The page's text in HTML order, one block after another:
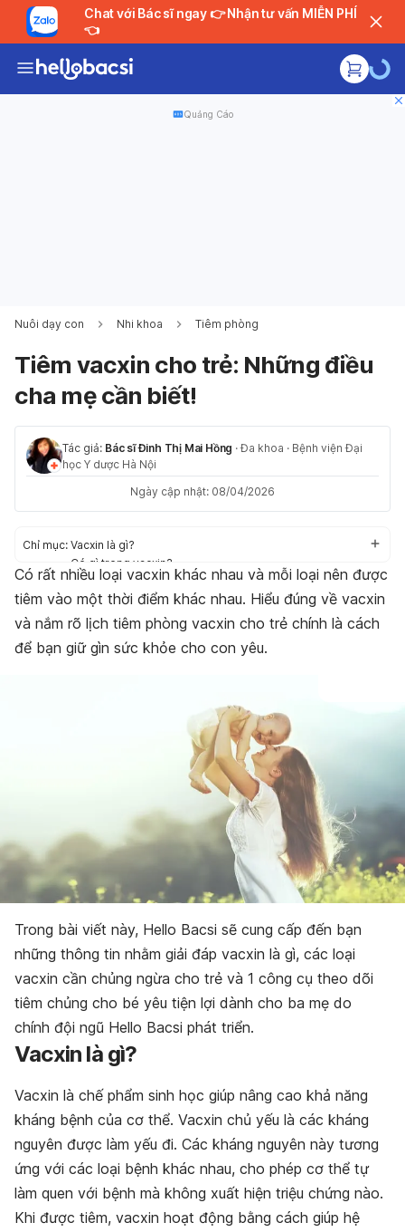
Chat với Bác sĩ ngay 👉 Nhận tư vấn MIỄN PHÍ
👈
Quảng Cáo
Nuôi dạy con Nhi khoa Tiêm phòng
Tiêm vacxin cho trẻ: Những điều
cha mẹ cần biết!
Tác giả: Bác sĩ Đinh Thị Mai Hồng ·Đa khoa · Bệnh viện Đại
học Y dược Hà Nội
Ngày cập nhật: 08/04/2026
Chỉ mục: Vacxin là gì?
Có gì trong vacxin?
Các loại vacxin cho trẻ
Lịch tiêm chủng cho trẻ theo từng giai đoạn
Khi nào trẻ không nên được tiêm ngừa?
Hậu quả của việc không tiêm vacxin cho trẻ
Có rất nhiều loại vacxin khác nhau và mỗi loại nên được
tiêm vào một thời điểm khác nhau. Hiểu đúng về vacxin
và nắm rõ lịch tiêm phòng vacxin cho trẻ chính là cách
để bạn giữ gìn sức khỏe cho con yêu.
Trong bài viết này, Hello Bacsi sẽ cung cấp đến bạn
những thông tin nhằm giải đáp vacxin là gì, các loại
vacxin cần chủng ngừa cho trẻ và 1 công cụ theo dõi
tiêm chủng cho bé yêu tiện lợi dành cho ba mẹ do
chính đội ngũ Hello Bacsi phát triển.
Vacxin là gì?
Vacxin là chế phẩm sinh học giúp nâng cao khả năng
kháng bệnh của cơ thể. Vacxin chủ yếu là các kháng
nguyên được làm yếu đi. Các kháng nguyên này tương
ứng với các loại bệnh khác nhau, cho phép cơ thể tự
làm quen với bệnh mà không xuất hiện triệu chứng nào.
Khi được tiêm, vacxin hoạt động bằng cách giúp hệ